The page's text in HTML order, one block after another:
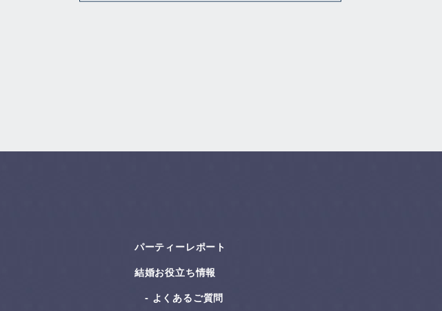
パーティーレポート
結婚お役⽴ち情報
よくあるご質問